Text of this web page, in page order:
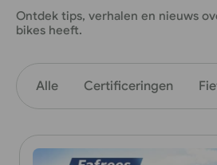
Ontdek tips, verhalen en nieuws
bikes heeft.
Alle Certificeringen